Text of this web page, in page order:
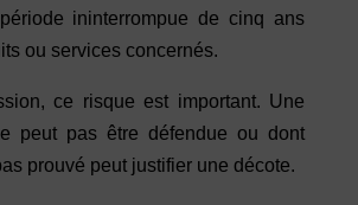
ininterrompue de cinq ans
ou services concernés.
ce risque est important. Une
peut pas être défendue ou dont
prouvé peut justifier une décote.